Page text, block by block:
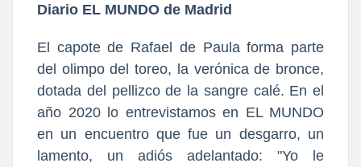
Diario EL MUNDO de Madrid
El capote de Rafael de Paula forma parte
del olimpo del toreo, la verónica de bronce,
dotada del pellizco de la sangre calé. En el
año 2020 lo entrevistamos en EL MUNDO
en un encuentro que fue un desgarro, un
lamento, un adiós adelantado: "Yo le